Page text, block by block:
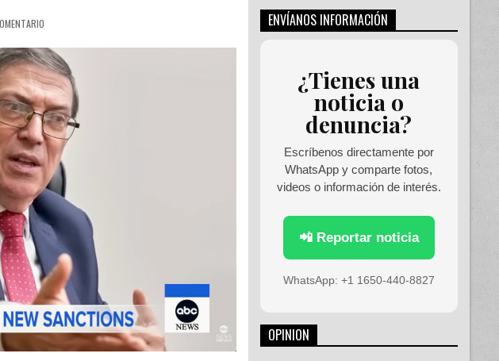
r
ENVÍANOS INFORMACIÓN
¿Tienes una
noticia o
denuncia?
Escríbenos directamente por
WhatsApp y comparte fotos,
videos o información de interés.
📲 Reportar noticia
WhatsApp: +1 1650-440-8827
OPINION